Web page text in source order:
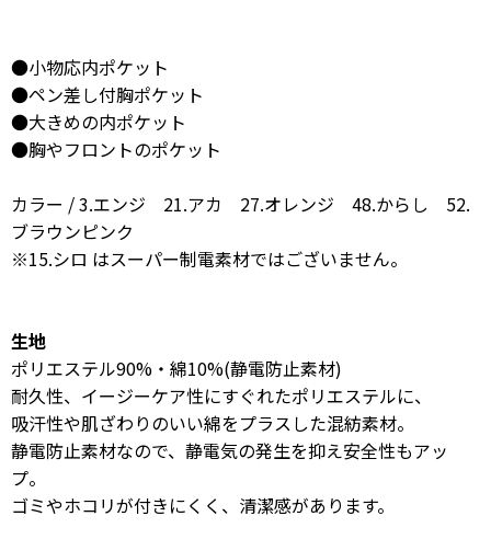
●小物応内ポケット
●ペン差し付胸ポケット
●大きめの内ポケット
●胸やフロントのポケット
カラー / 3.エンジ 21.アカ 27.オレンジ 48.からし 52.
ブラウンピンク
※15.シロ はスーパー制電素材ではございません。
生地
ポリエステル90%・綿10%(静電防止素材)
耐久性、イージーケア性にすぐれたポリエステルに、
吸汗性や肌ざわりのいい綿をプラスした混紡素材。
静電防止素材なので、静電気の発生を抑え安全性もアッ
プ。
ゴミやホコリが付きにくく、清潔感があります。